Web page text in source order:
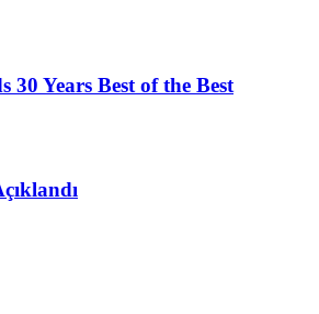
30 Years Best of the Best